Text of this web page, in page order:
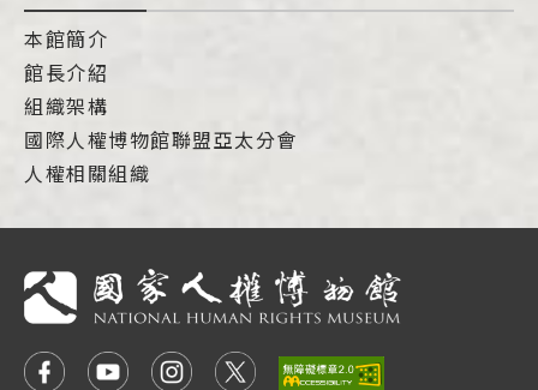
本館簡介
館長介紹
組織架構
國際人權博物館聯盟亞太分會
人權相關組織